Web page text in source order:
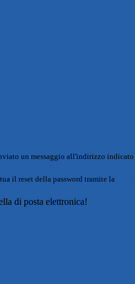
un messaggio all'indirizzo
il reset della password tramite la
di posta elettronica!